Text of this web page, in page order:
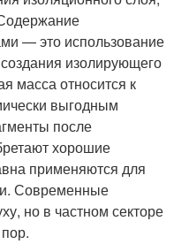
— это использование
изолирующего
масса относится к
выгодным
после
хорошие
применяются для
Современные
но в частном секторе